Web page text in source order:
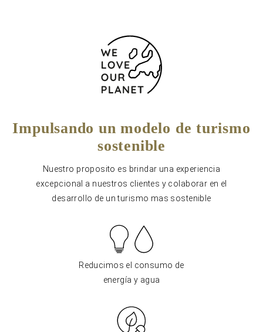
Impulsando un modelo de turismo
sostenible
Nuestro proposito es brindar una experiencia
excepcional a nuestros clientes y colaborar en el
desarrollo de un turismo mas sostenible
Reducimos el consumo de
energía y agua